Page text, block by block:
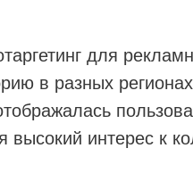
для
в разных
высокий интерес к